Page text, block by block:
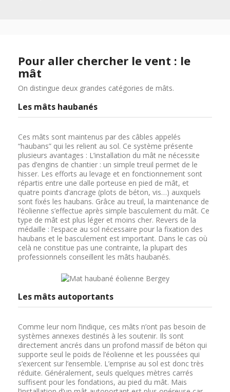
Pour aller chercher le vent : le
mât
On distingue deux grandes catégories de mâts.
Les mâts haubanés
Ces mâts sont maintenus par des câbles appelés
“haubans” qui les relient au sol. Ce système présente
plusieurs avantages : L’installation du mât ne nécessite
pas d’engins de chantier : un simple treuil permet de le
hisser. Les efforts au levage et en fonctionnement sont
répartis entre une dalle porteuse en pied de mât, et
quatre points d’ancrage (plots de béton, vis…) auxquels
sont fixés les haubans. Grâce au treuil, la maintenance de
l’éolienne s’effectue après simple basculement du mât. Ce
type de mât est plus léger et moins cher. Revers de la
médaille : l’espace au sol nécessaire pour la fixation des
haubans et le basculement est important. Dans le cas où
celà ne constitue pas une contrainte, la plupart des
professionnels conseillent les mâts haubanés.
Les mâts autoportants
Comme leur nom l’indique, ces mâts n’ont pas besoin de
systèmes annexes destinés à les soutenir. Ils sont
directement ancrés dans un profond massif de béton qui
supporte seul le poids de l’éolienne et les poussées qui
s’exercent sur l’ensemble. L’emprise au sol est donc très
réduite. Généralement, seuls quelques mètres carrés
suffisent pour les fondations, au pied du mât. Mais